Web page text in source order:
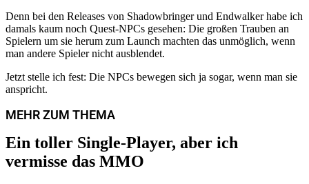
Denn bei den Releases von Shadowbringer und Endwalker habe ich
damals kaum noch Quest-NPCs gesehen: Die großen Trauben an
Spielern um sie herum zum Launch machten das unmöglich, wenn
man andere Spieler nicht ausblendet.
Jetzt stelle ich fest: Die NPCs bewegen sich ja sogar, wenn man sie
anspricht.
MEHR ZUM THEMA
Final Fantasy XIV: Evercold – Alles zu Release,
Trailer, Plattformen und mehr
von Sophia Weiss
Ein toller Single-Player, aber ich
vermisse das MMO